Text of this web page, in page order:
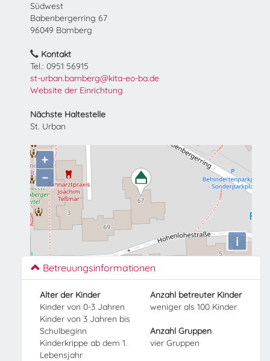
Südwest
Babenbergerring 67
96049 Bamberg
Kontakt
Tel.: 0951 56915
st-urban.bamberg@kita-eo-ba.de
Website der Einrichtung
Nächste Haltestelle
St. Urban
+
−
i
Betreuungsinformationen
Alter der Kinder
Kinder von 0-3 Jahren
Kinder von 3 Jahren bis
Schulbeginn
Kinderkrippe ab dem 1.
Lebensjahr
Anzahl betreuter Kinder
weniger als 100 Kinder
Anzahl Gruppen
vier Gruppen